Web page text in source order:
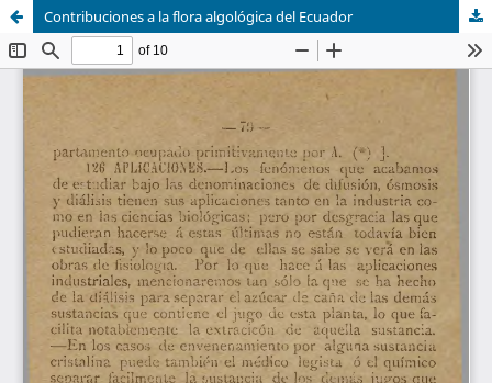
Contribuciones a la flora algológica del Ecuador